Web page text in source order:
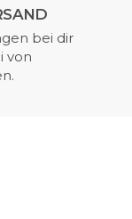
bei dir
von